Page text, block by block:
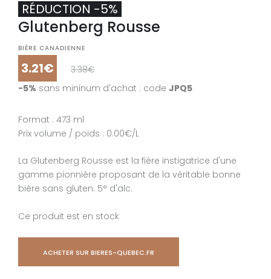
Glutenberg Rousse
BIÈRE CANADIENNE
3.21€
3.38€
-5% sans mininum d'achat : code JPQ5
RÉDUCTION -5%
Format : 473 ml
Prix volume / poids : 0.00€/L
La Glutenberg Rousse est la fière instigatrice d'une
gamme pionnière proposant de la véritable bonne
bière sans gluten. 5° d'alc.
Ce produit est en stock
ACHETER SUR BIERES-QUEBEC.FR